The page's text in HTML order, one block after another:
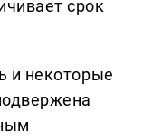
срок
и некоторые